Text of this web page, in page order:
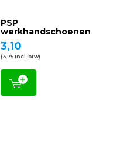
PSP
werkhandschoenen
3,10
(3,75 Incl. btw)